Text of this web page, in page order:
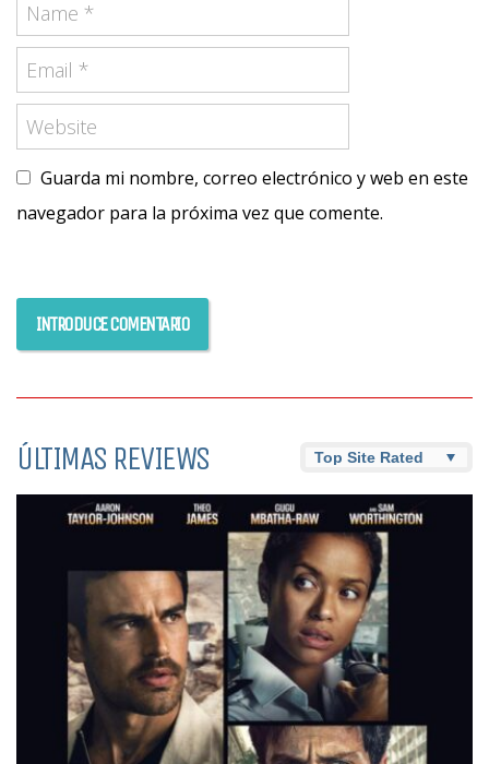
Guarda mi nombre, correo electrónico y web en este
navegador para la próxima vez que comente.
ÚLTIMAS REVIEWS